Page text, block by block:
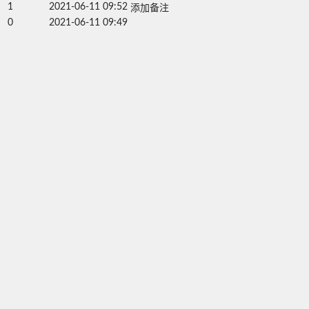
1 2021-06-11 09:52 添加备注
0
2021-06-11 09:49